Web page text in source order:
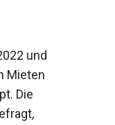
und
Mieten
Die